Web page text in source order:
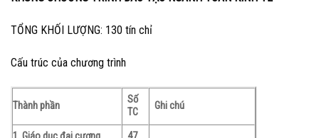
TỔNG KHỐI LƯỢNG: 130 tín chỉ
Cấu trúc của chương trình
Thành phần
Số
TC
Ghi chú